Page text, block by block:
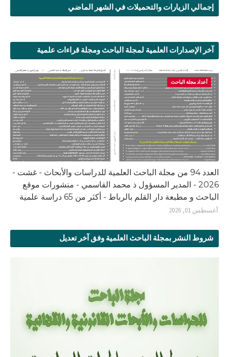
إجمالي الزيارات والتحميلات في الشهر الماضي
آخر الإصدارات العلمية لمجلة الباحث ومجلة قراءات علمية
أعداد مجلة الباحث
العدد 94 من مجلة الباحث العلمية للدراسات والأبحاث - غشت -
2026 - المدير المسؤول ذ محمد القاسمي - منشورات موقع
الباحث و مطبعة دار القلم بالرباط - أكثر من 65 دراسة علمية
أغسطس 01, 2026
شروط النشر بمجلة الباحث العلمية وفق آخر تعديل